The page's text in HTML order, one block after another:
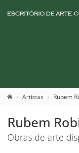
Artistas Rubem
Rubem
Obras de arte